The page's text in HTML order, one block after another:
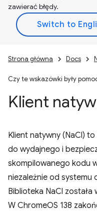
zawierać błędy.
Strona główna Docs
Czy te wskazówki były
Klient
Klient natywny (NaCl)
do wydajnego i
skompilowanego kodu
niezależnie od systemu
Biblioteka NaCl
W ChromeOS 138